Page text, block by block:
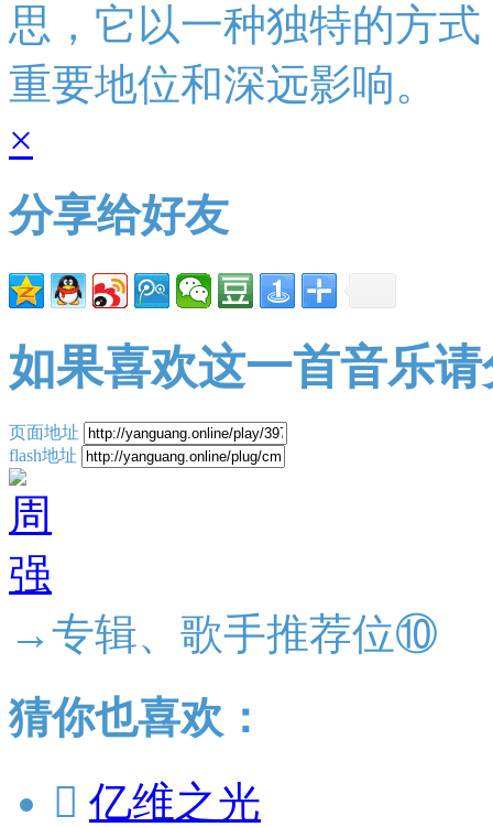
思，它以一种独特的方
重要地位和深远影响。
×
分享给好友
如果喜欢这一首音乐
页面地址
flash地址
→专辑、歌手推荐位⑩
猜你也喜欢：
 亿维之光